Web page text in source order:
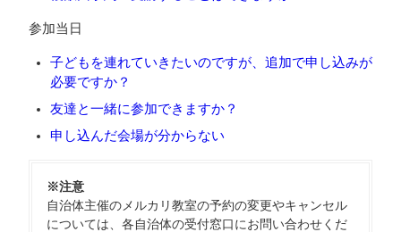
参加当日
子どもを連れていきたいのですが、追加で申し込みが
必要ですか？
友達と一緒に参加できますか？
申し込んだ会場が分からない
※注意
自治体主催のメルカリ教室の予約の変更やキャンセル
については、各自治体の受付窓口にお問い合わせくだ